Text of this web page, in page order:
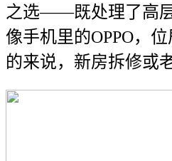
之选——既处理了高
像手机里的OPPO，
的来说，新房拆修或